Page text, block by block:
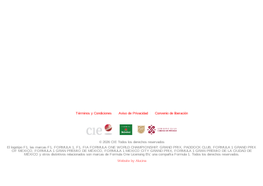
Términos y Condiciones| Aviso de Privacidad| Convenio de liberación
© 2026 CIE Todos los derechos reservados
El logotipo F1, las marcas F1, FORMULA 1, F1, FIA FORMULA ONE WORLD CHAMPIONSHIP, GRAND PRIX, PADDOCK CLUB,
FORMULA 1 GRAND PRIX
OF MEXICO, FORMULA 1 GRAN PREMIO DE MÉXICO, FORMULA 1 MEXICO CITY GRAND PRIX, FORMULA 1 GRAN PREMIO DE LA CIUDAD DE
MÉXICO y otros distintivosrelacionados son marcas de Formula One Licensing BV, una compañía Formula 1. Todos los derechos reservados.
Website by Alucina